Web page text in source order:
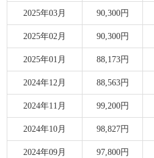
2025年03月 90,300円
2025年02月 90,300円
2025年01月 88,173円
2024年12月 88,563円
2024年11月 99,200円
2024年10月 98,827円
2024年09月 97,800円